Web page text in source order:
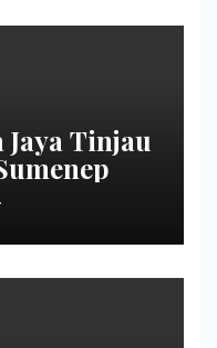
Tinjau